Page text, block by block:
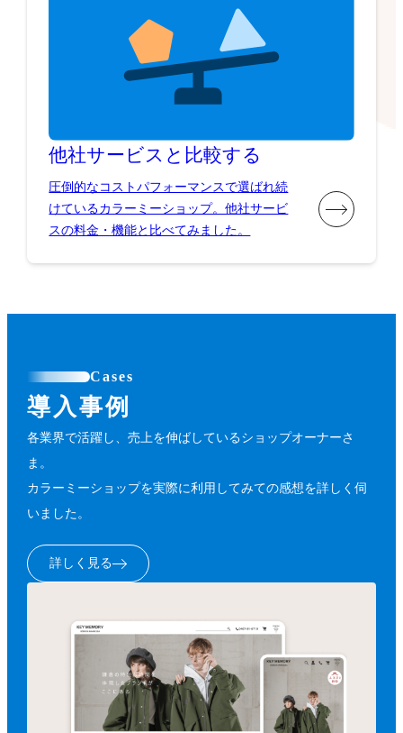
他社サービスと比較する
圧倒的なコストパフォーマンスで選ばれ続
けているカラーミーショップ。他社サービ
スの料金・機能と比べてみました。
Cases
導入事例
各業界で活躍し、売上を伸ばしているショップオーナーさ
ま。
カラーミーショップを実際に利用してみての感想を詳しく伺
いました。
詳しく見る